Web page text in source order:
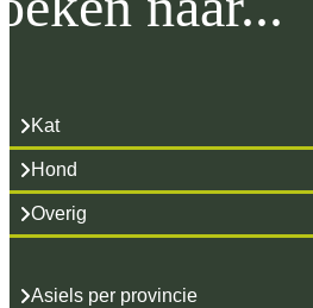
Kat
Hond
Overig
Asiels per provincie